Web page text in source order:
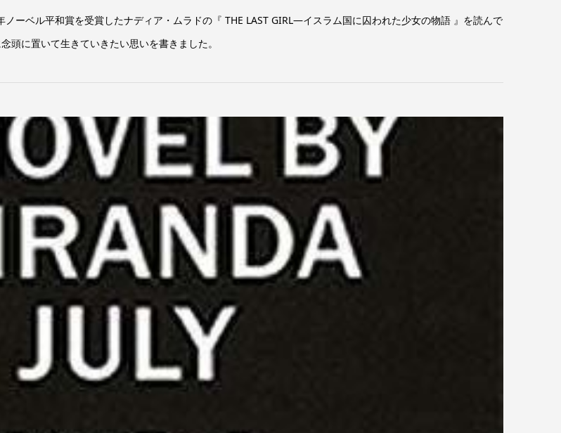
ーベル平和賞を受賞したナディア・ムラドの『 THE LAST GIRL―イスラム国に囚われた少女の物語 』を読んで
頭に置いて生きていきたい思いを書きました。